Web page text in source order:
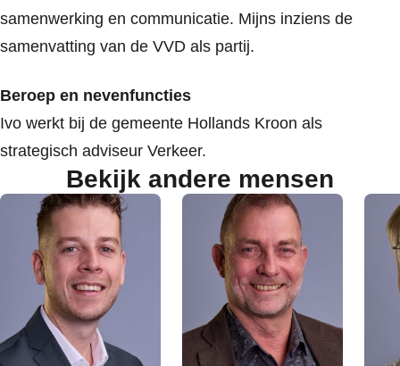
samenwerking en communicatie. Mijns inziens de
samenvatting van de VVD als partij.
Beroep en nevenfuncties
Ivo werkt bij de gemeente Hollands Kroon als
strategisch adviseur Verkeer.
Bekijk andere mensen